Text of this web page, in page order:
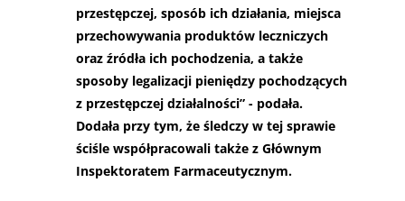
przestępczej, sposób ich działania, miejsca
przechowywania produktów leczniczych
oraz źródła ich pochodzenia, a także
sposoby legalizacji pieniędzy pochodzących
z przestępczej działalności” - podała.
Dodała przy tym, że śledczy w tej sprawie
ściśle współpracowali także z Głównym
Inspektoratem Farmaceutycznym.